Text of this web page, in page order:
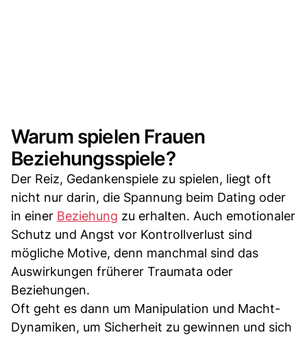
Warum spielen Frauen
Beziehungsspiele?
Der Reiz, Gedankenspiele zu spielen, liegt oft
nicht nur darin, die Spannung beim Dating oder
in einer Beziehung zu erhalten. Auch emotionaler
Schutz und Angst vor Kontrollverlust sind
mögliche Motive, denn manchmal sind das
Auswirkungen früherer Traumata oder
Beziehungen.
Oft geht es dann um Manipulation und Macht-
Dynamiken, um Sicherheit zu gewinnen und sich